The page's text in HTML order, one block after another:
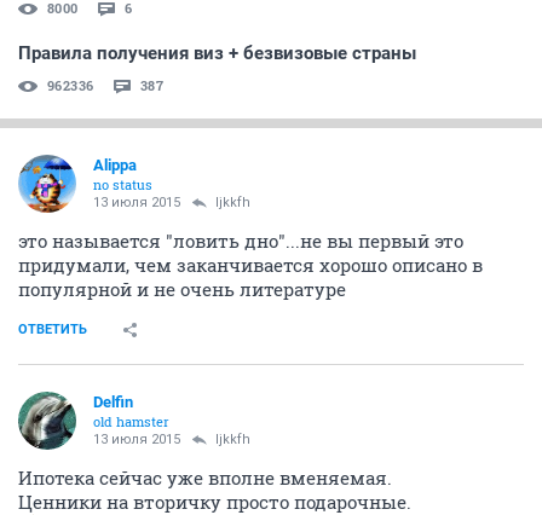
8000 6
Правила получения виз + безвизовые страны
962336 387
Alippa
no status
13 июля 2015 ljkkfh
это называется "ловить дно"...не вы первый это
придумали, чем заканчивается хорошо описано в
популярной и не очень литературе
ОТВЕТИТЬ
Delfin
old hamster
13 июля 2015 ljkkfh
Ипотека сейчас уже вполне вменяемая.
Ценники на вторичку просто подарочные.